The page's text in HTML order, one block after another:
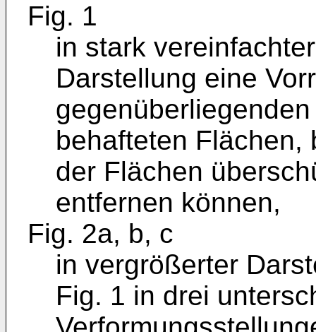
Fig. 1
in stark
Darstellung eine
behafteten Flächen,
der Flächen
entfernen können,
Fig. 2a, b, c
in vergrößerter
Fig. 1 in drei